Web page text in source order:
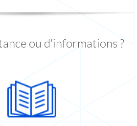
ou d'informations ?